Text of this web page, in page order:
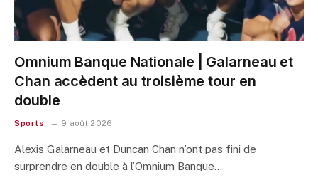
Omnium Banque Nationale | Galarneau et
Chan accèdent au troisième tour en
double
Sports 9 août 2026
Alexis Galarneau et Duncan Chan n’ont pas fini de
surprendre en double à l’Omnium Banque…